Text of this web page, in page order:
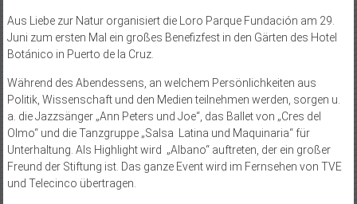
Aus Liebe zur Natur organisiert die Loro Parque Fundación am 29.
Juni zum ersten Mal ein großes Benefizfest in den Gärten des Hotel
Botánico in Puerto de la Cruz.
Während des Abendessens, an welchem Persönlichkeiten aus
Politik, Wissenschaft und den Medien teilnehmen werden, sorgen u.
a. die Jazzsänger „Ann Peters und Joe“, das Ballet von „Cres del
Olmo“ und die Tanzgruppe „Salsa Latina und Maquinaria“ für
Unterhaltung. Als Highlight wird „Albano“ auftreten, der ein großer
Freund der Stiftung ist. Das ganze Event wird im Fernsehen von TVE
und Telecinco übertragen.